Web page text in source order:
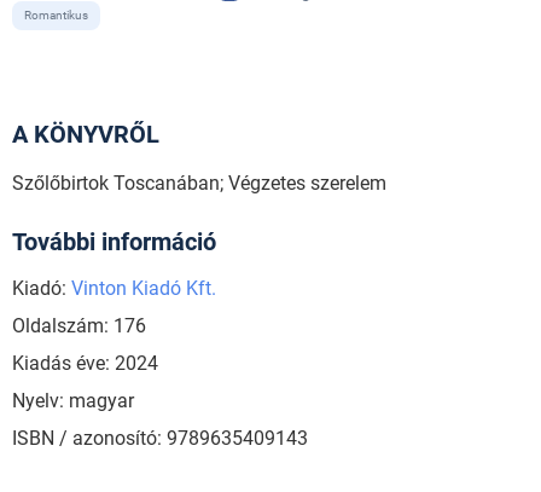
Romantikus
A KÖNYVRŐL
Szőlőbirtok Toscanában; Végzetes szerelem
További információ
Kiadó: Vinton Kiadó Kft.
Oldalszám: 176
Kiadás éve: 2024
Nyelv: magyar
ISBN / azonosító: 9789635409143